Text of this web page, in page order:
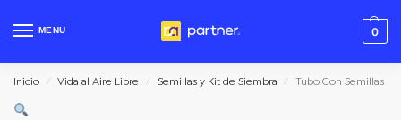
MENU 0
Inicio / Vida al Aire Libre / Semillas y Kit de Siembra / Tubo Con Semillas